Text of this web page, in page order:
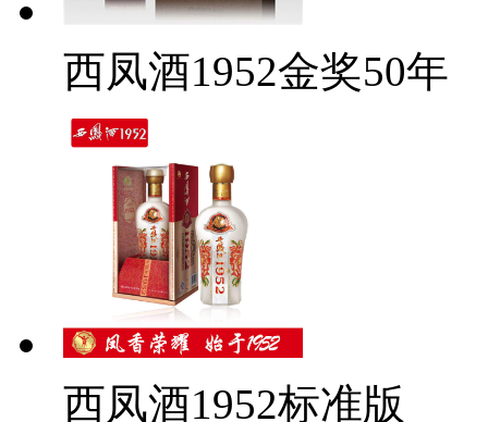
西凤酒1952金奖50年
西凤酒1952标准版